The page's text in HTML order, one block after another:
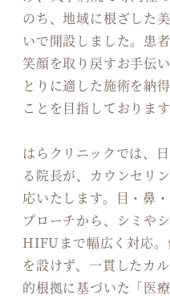
のち、地域に根ざした
いで開設しました。患
笑顔を取り戻すお手伝
とりに適した施術を納
ことを目指しております
はらクリニックでは、
る院長が、カウンセリ
応いたします。目・鼻
プローチから、シミや
HIFUまで幅広く対応
を設けず、一貫したカ
的根拠に基づいた「医